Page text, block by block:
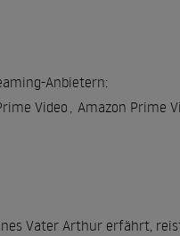
Anbietern:
Video , Amazon Prime
Vater Arthur erfährt,